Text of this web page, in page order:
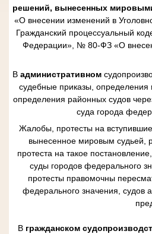
решений, вынесенных
«О внесении изменений в
Гражданский процессуальный
Федерации», № 80-ФЗ «О
В административном
судебные приказы,
определения районных судов
суда города
Жалобы, протесты на
вынесенное мировым судьей,
протеста на такое
суды городов федерального
протесты правомочны
федерального значения, судов
В гражданском